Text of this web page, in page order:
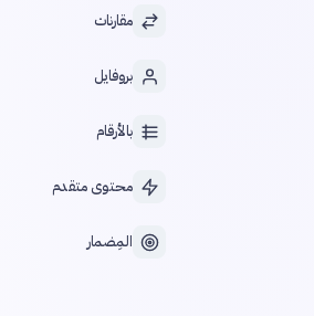
مقارنات
بروفايل
بالأرقام
محتوى متقدم
المِضمار